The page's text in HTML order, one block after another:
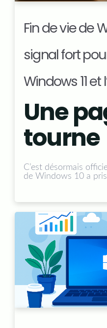
Fin de vie de
signal fort
Windows 11 et
Une
tourne
C’est désormais
de Windows 10 a